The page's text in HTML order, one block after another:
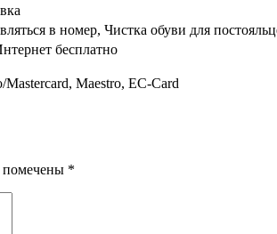
в номер, Чистка обуви для
бесплатно
Maestro, EC-Card
помечены *